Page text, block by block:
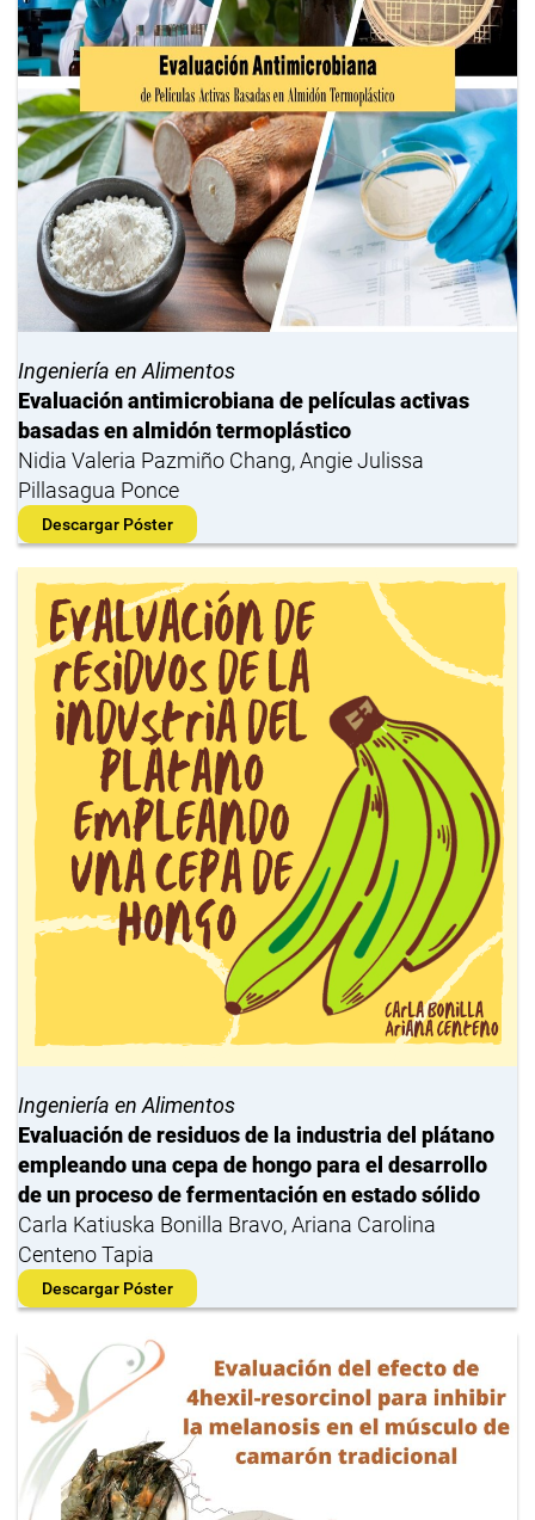
Ingeniería en Alimentos
Evaluación antimicrobiana de películas activas
basadas en almidón termoplástico
Nidia Valeria Pazmiño Chang, Angie Julissa
Pillasagua Ponce
Descargar Póster
Ingeniería en Alimentos
Evaluación de residuos de la industria del plátano
empleando una cepa de hongo para el desarrollo
de un proceso de fermentación en estado sólido
Carla Katiuska Bonilla Bravo, Ariana Carolina
Centeno Tapia
Descargar Póster